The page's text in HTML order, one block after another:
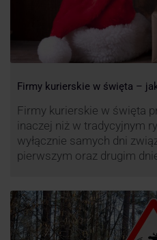
Firmy kurierskie w święta –
Firmy kurierskie w święta
inaczej niż w tradycyjnym
wyłącznie samych dni
pierwszym oraz drugim